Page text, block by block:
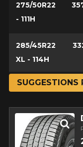
275/50R22
- 111H
285/45R22
XL - 114H
SUGGESTIONS